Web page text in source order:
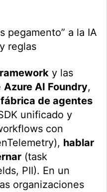
pegamento” a la IA
reglas
y las
Azure AI Foundry,
fábrica de agentes
unificado y
con
hablar
(task
PII). En un
organizaciones